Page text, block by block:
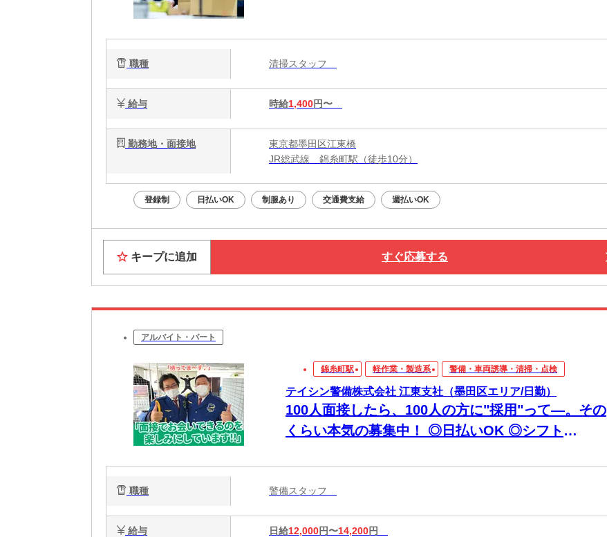
職種 清掃スタッフ
給与 時給1,400円〜
勤務地・面接地
東京都墨田区江東橋
JR総武線 錦糸町駅（徒歩10分）
登録制 日払いOK 制服あり 交通費支給 週払いOK
キープに追加 すぐ応募する
アルバイト・パート
錦糸町駅 軽作業・製造系 警備・車両誘導・清掃・点検
テイシン警備株式会社 江東支社（墨田区エリア/日勤）
100人面接したら、100人の方に"採用"って―。その
くらい本気の募集中！ ◎日払いOK ◎シフト
職種 警備スタッフ
給与 日給12,000円〜14,200円